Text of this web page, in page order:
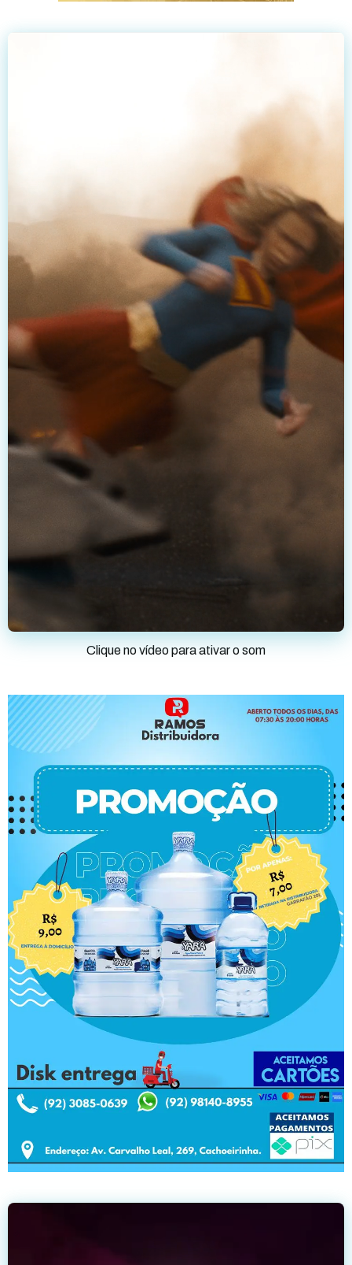
Clique no vídeo para ativar o som